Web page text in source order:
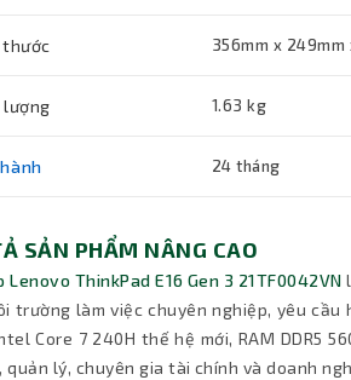
thước 356mm x 249mm
lượng 1.63 kg
24 tháng
SẢN PHẨM NÂNG CAO
Lenovo ThinkPad E16 Gen 3 21TF0042VN
trường làm việc chuyên nghiệp, yêu
Core 7 240H thế hệ mới, RAM DDR5
quản lý, chuyên gia tài chính và doanh